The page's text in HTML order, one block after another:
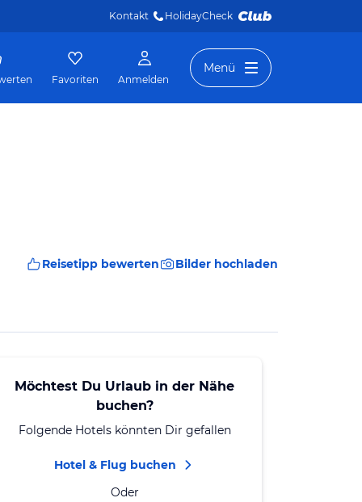
Kontakt HolidayCheck
Favoriten Anmelden
Menü
Reisetipp bewerten Bilder hochladen
Möchtest Du Urlaub in der Nähe
buchen?
Folgende Hotels könnten Dir gefallen
Hotel & Flug buchen
Oder